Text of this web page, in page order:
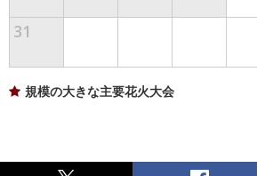
31
規模の大きな主要花火大会